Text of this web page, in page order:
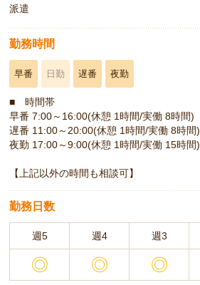
派遣
勤務時間
早番 日勤 遅番 夜勤
■ 時間帯
早番 7:00～16:00(休憩 1時間/実働 8時間)
遅番 11:00～20:00(休憩 1時間/実働 8時間)
夜勤 17:00～9:00(休憩 1時間/実働 15時間)
【上記以外の時間も相談可】
勤務日数
週5 週4 週3
◎ ◎ ◎